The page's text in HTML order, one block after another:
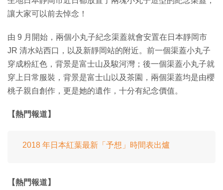
讓大家可以前去悼念！
由 9 月開始，兩個小丸子紀念渠蓋就會安置在日本靜岡市
JR 清水站西口，以及新靜岡站的附近。前一個渠蓋小丸子
穿成粉紅色，背景是富士山及駿河灣；後一個渠蓋小丸子就
穿上日常服裝，背景是富士山以及茶園，兩個渠蓋均是由櫻
桃子親自創作，更是她的遺作，十分有紀念價值。
【熱門報道】
2018 年日本紅葉最新「予想」時間表出爐
【熱門報道】